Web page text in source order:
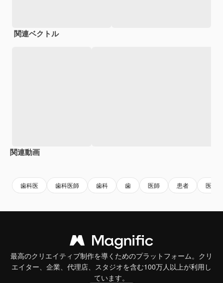
関連ベクトル
関連動画
歯科医 歯科医師 歯科 歯 医師 患者 医療
最高のクリエイティブ制作を導くためのプラットフォーム。クリ
エイター、企業、代理店、スタジオを含む100万人以上が利用し
ています。